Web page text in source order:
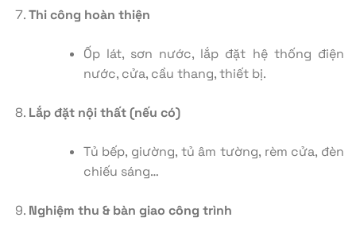
Thi công hoàn thiện
Ốp lát, sơn nước, lắp đặt hệ thống điện
nước, cửa, cầu thang, thiết bị.
Lắp đặt nội thất (nếu có)
Tủ bếp, giường, tủ âm tường, rèm cửa, đèn
chiếu sáng…
Nghiệm thu & bàn giao công trình